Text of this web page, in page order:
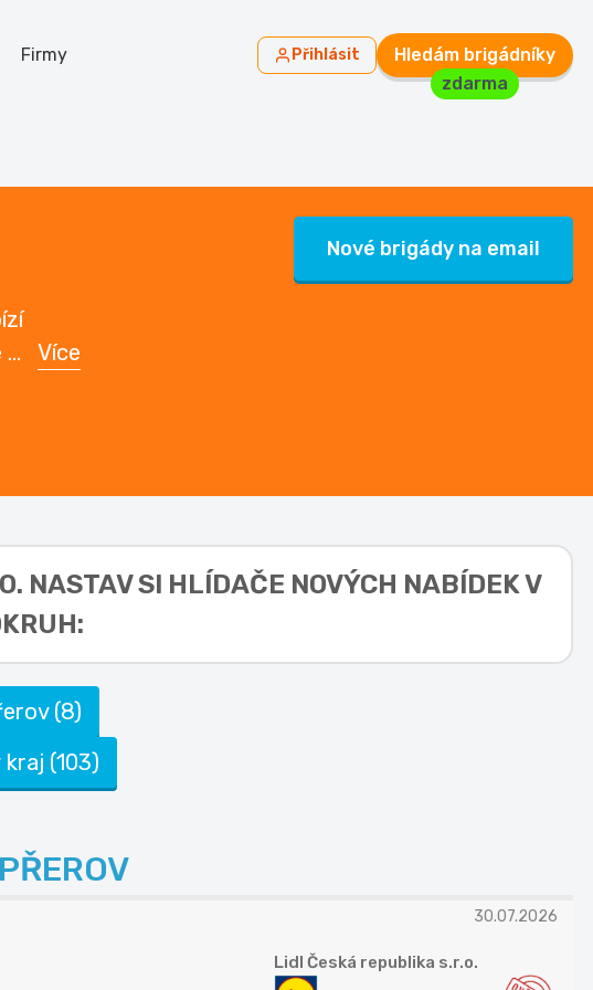
Firmy Přihlásit
Hledám brigádníky
zdarma
... Více
Nové brigády na email
NASTAV SI HLÍDAČE NOVÝCH NABÍDEK V
(8)
(103)
PŘEROV
30.07.2026
Lidl Česká republika s.r.o.